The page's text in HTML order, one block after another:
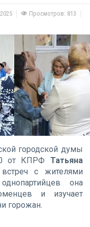
Просмотров: 813
городской думы
от КПРФ Татьяна
с жителями
она
и изучает
горожан.